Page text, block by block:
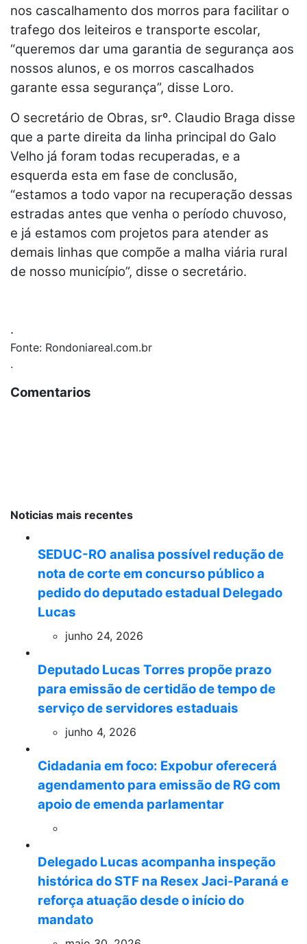
nos cascalhamento dos morros para facilitar o
trafego dos leiteiros e transporte escolar,
“queremos dar uma garantia de segurança aos
nossos alunos, e os morros cascalhados
garante essa segurança”, disse Loro.
O secretário de Obras, srº. Claudio Braga disse
que a parte direita da linha principal do Galo
Velho já foram todas recuperadas, e a
esquerda esta em fase de conclusão,
“estamos a todo vapor na recuperação dessas
estradas antes que venha o período chuvoso,
e já estamos com projetos para atender as
demais linhas que compõe a malha viária rural
de nosso município”, disse o secretário.
.
Fonte: Rondoniareal.com.br
.
Comentarios
Noticias mais recentes
SEDUC-RO analisa possível redução de
nota de corte em concurso público a
pedido do deputado estadual Delegado
Lucas
junho 24, 2026
Deputado Lucas Torres propõe prazo
para emissão de certidão de tempo de
serviço de servidores estaduais
junho 4, 2026
Cidadania em foco: Expobur oferecerá
agendamento para emissão de RG com
apoio de emenda parlamentar
Delegado Lucas acompanha inspeção
histórica do STF na Resex Jaci-Paraná e
reforça atuação desde o início do
mandato